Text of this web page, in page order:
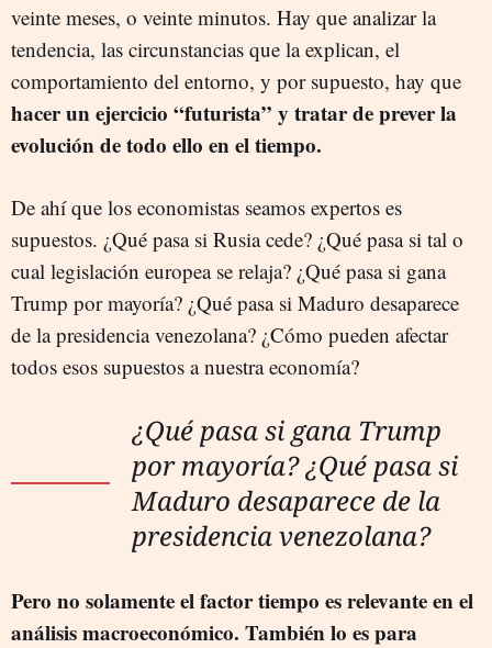
veinte meses, o veinte minutos. Hay que analizar la
tendencia, las circunstancias que la explican, el
comportamiento del entorno, y por supuesto, hay que
hacer un ejercicio “futurista” y tratar de prever la
evolución de todo ello en el tiempo.
De ahí que los economistas seamos expertos es
supuestos. ¿Qué pasa si Rusia cede? ¿Qué pasa si tal o
cual legislación europea se relaja? ¿Qué pasa si gana
Trump por mayoría? ¿Qué pasa si Maduro desaparece
de la presidencia venezolana? ¿Cómo pueden afectar
todos esos supuestos a nuestra economía?
¿Qué pasa si gana Trump
por mayoría? ¿Qué pasa si
Maduro desaparece de la
presidencia venezolana?
Pero no solamente el factor tiempo es relevante en el
análisis macroeconómico. También lo es para